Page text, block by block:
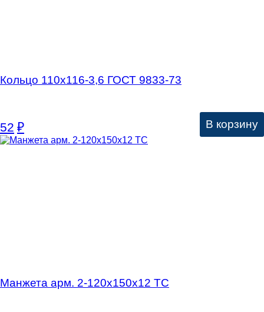
Кольцо 110х116-3,6 ГОСТ 9833-73
52 ₽ В корзину
Манжета арм. 2-120х150х12 ТС